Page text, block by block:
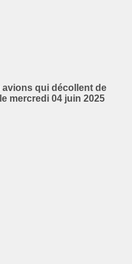
qui décollent de
mercredi 04 juin 2025